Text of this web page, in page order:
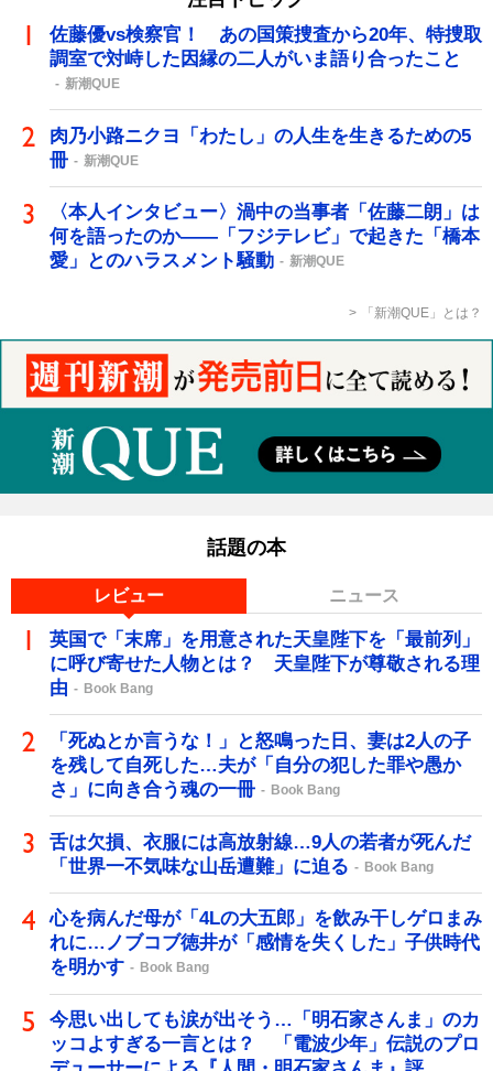
佐藤優vs検察官！ あの国策捜査から20年、特捜取
調室で対峙した因縁の二人がいま語り合ったこと
新潮QUE
肉乃小路ニクヨ「わたし」の人生を生きるための5
冊
新潮QUE
〈本人インタビュー〉渦中の当事者「佐藤二朗」は
何を語ったのか――「フジテレビ」で起きた「橋本
愛」とのハラスメント騒動
新潮QUE
「新潮QUE」とは？
話題の本
レビュー ニュース
英国で「末席」を用意された天皇陛下を「最前列」
に呼び寄せた人物とは？ 天皇陛下が尊敬される理
由
Book Bang
「死ぬとか言うな！」と怒鳴った日、妻は2人の子
を残して自死した…夫が「自分の犯した罪や愚か
さ」に向き合う魂の一冊
Book Bang
舌は欠損、衣服には高放射線…9人の若者が死んだ
「世界一不気味な山岳遭難」に迫る
Book Bang
心を病んだ母が「4Lの大五郎」を飲み干しゲロまみ
れに…ノブコブ徳井が「感情を失くした」子供時代
を明かす
Book Bang
今思い出しても涙が出そう…「明石家さんま」のカ
ッコよすぎる一言とは？ 「電波少年」伝説のプロ